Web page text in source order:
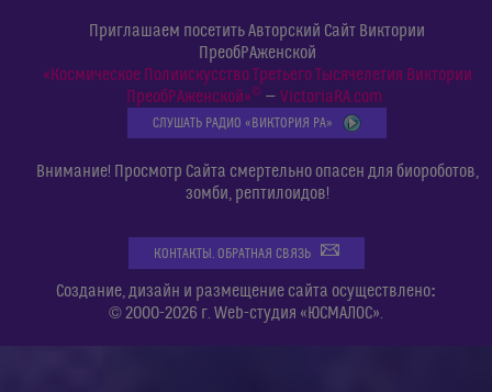
Приглашаем посетить Авторский Сайт Виктории
ПреобРАженской
«Космическое Полиискусство Третьего Тысячелетия Виктории
ПреобРАженской»©— VictoriaRA.com
СЛУШАТЬ РАДИО «ВИКТОРИЯ РА»
Внимание! Просмотр Сайта смертельно опасен для биороботов,
зомби, рептилоидов!
КОНТАКТЫ. ОБРАТНАЯ СВЯЗЬ
Создание, дизайн и размещение сайта осуществлено:
© 2000-2026 г. Web-студия «ЮСМАЛОС».